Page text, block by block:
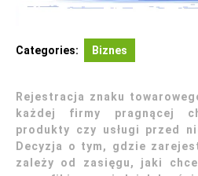
Categories: Biznes
Rejestracja znaku
każdej firmy pragnącej
produkty czy usługi przed
Decyzja o tym, gdzie
zależy od zasięgu, jaki